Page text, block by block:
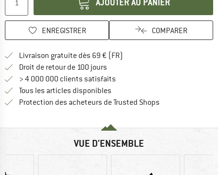
AJOUTER AU PANIER
ENREGISTRER COMPARER
Livraison gratuite dès 69 € (FR)
Droit de retour de 100 jours
> 4 000 000 clients satisfaits
Tous les articles disponibles
Protection des acheteurs de Trusted Shops
VUE D'ENSEMBLE